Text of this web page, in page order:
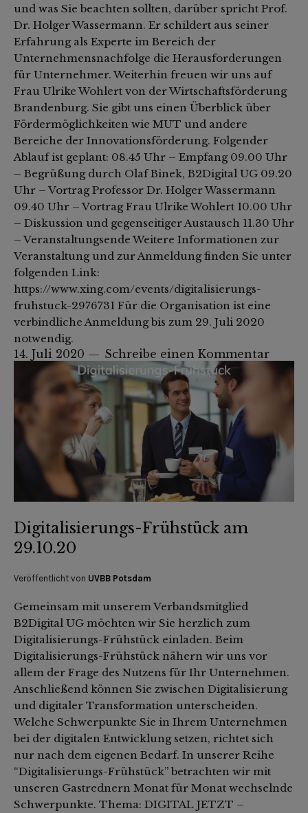
und was Sie beachten sollten, darüber spricht Prof.
Dr. Holger Wassermann. Er schildert aus seiner
Erfahrung als Experte im Bereich der
Unternehmensnachfolge die Herausforderungen
für Unternehmer. Weiterhin freuen wir uns auf
Frau Ulrike Wohlert von der Wirtschaftsförderung
Brandenburg. Sie gibt uns einen Überblick über
Fördermöglichkeiten wie MUT und andere
Bereiche der Innovationsförderung. Folgender
Ablauf ist geplant: 08.45 Uhr – Empfang 09.00 Uhr
– Begrüßung durch Olaf Binek, B2Digital UG 09.20
Uhr – Vortrag Professor Dr. Holger Wassermann
09.40 Uhr – Vortrag Frau Ulrike Wohlert 10.00 Uhr
– Diskussion und gegenseitiger Austausch 11.30 Uhr
– Veranstaltungsende Weitere Informationen zur
Veranstaltung und zur Anmeldung finden Sie unter
folgenden Link:
https://www.xing.com/events/digitalisierungs-
fruhstuck-2976731 Für die Organisation ist eine
verbindliche Anmeldung bis zum 29. Juli 2020
notwendig.
14. Juli 2020 Schreibe einen Kommentar
Digitalisierungs-Frühstück am
29.10.20
Veröffentlicht von UVBB Potsdam
Gemeinsam mit unserem Verbandsmitglied
B2Digital UG möchten wir Sie herzlich zum
Digitalisierungs-Frühstück einladen. Beim
Digitalisierungs-Frühstück nähern wir uns vor
allem der Frage des Nutzens für Ihr Unternehmen.
Anschließend können Sie zwischen Digitalisierung
und digitaler Transformation unterscheiden.
Welche Schwerpunkte Sie in Ihrem Unternehmen
bei der digitalen Entwicklung setzen, richtet sich
nur nach dem eigenen Bedarf. In unserer Reihe
“Digitalisierungs-Frühstück” betrachten wir mit
unseren Gastrednern Monat für Monat wechselnde
Schwerpunkte. Thema: DIGITAL JETZT –